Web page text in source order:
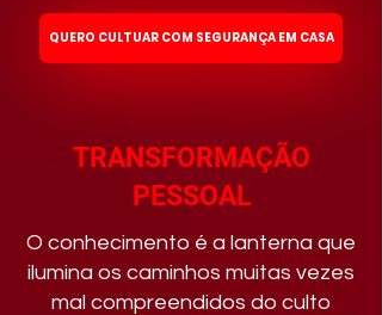
QUERO CULTUAR COM SEGURANÇA EM CASA
TRANSFORMAÇÃO
PESSOAL
O conhecimento é a lanterna que
ilumina os caminhos muitas vezes
mal compreendidos do culto